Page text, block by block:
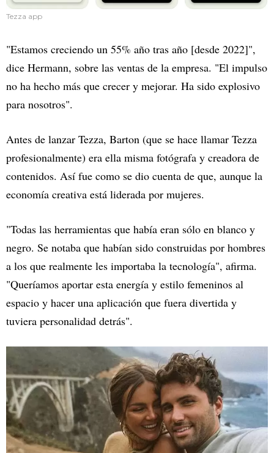
Tezza app
"Estamos creciendo un 55% año tras año [desde 2022]",
dice Hermann, sobre las ventas de la empresa. "El impulso
no ha hecho más que crecer y mejorar. Ha sido explosivo
para nosotros".
Antes de lanzar Tezza, Barton (que se hace llamar Tezza
profesionalmente) era ella misma fotógrafa y creadora de
contenidos. Así fue como se dio cuenta de que, aunque la
economía creativa está liderada por mujeres.
"Todas las herramientas que había eran sólo en blanco y
negro. Se notaba que habían sido construidas por hombres
a los que realmente les importaba la tecnología", afirma.
"Queríamos aportar esta energía y estilo femeninos al
espacio y hacer una aplicación que fuera divertida y
tuviera personalidad detrás".